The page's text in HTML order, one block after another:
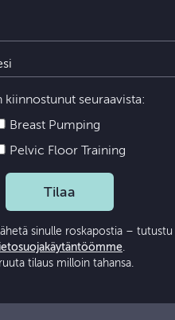
kiinnostunut seuraavista:
Breast Pumping
Pelvic Floor Training
Tilaa
sinulle roskapostia – tutustu
.
tilaus milloin tahansa.